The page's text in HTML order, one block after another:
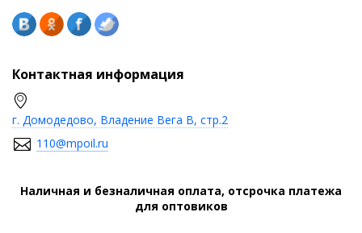
Контактная информация
г. Домодедово, Владение Вега В, стр.2
110@mpoil.ru
Наличная и безналичная оплата, отсрочка платежа
для оптовиков